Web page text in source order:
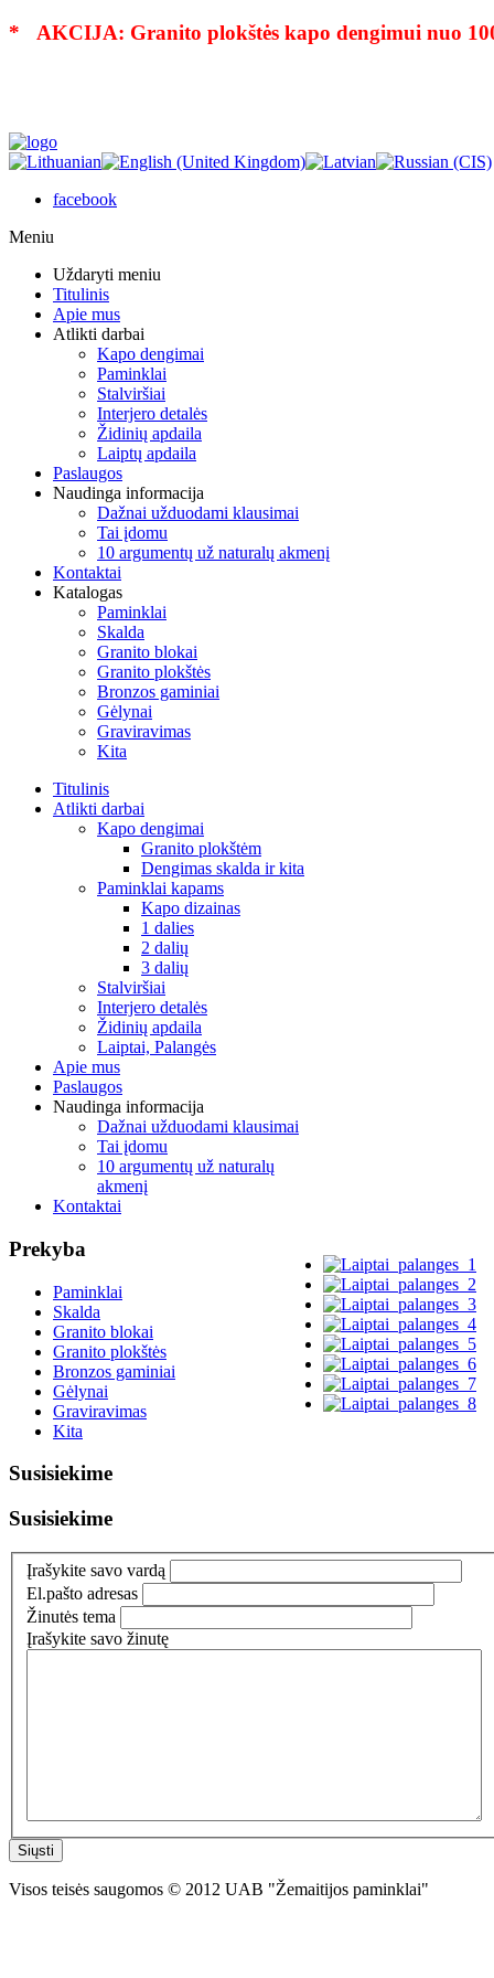
* AKCIJA: Granito plokštės kapo dengimui nuo
facebook
Meniu
Uždaryti meniu
Titulinis
Apie mus
Atlikti darbai
Kapo dengimai
Paminklai
Stalviršiai
Interjero detalės
Židinių apdaila
Laiptų apdaila
Paslaugos
Naudinga informacija
Dažnai užduodami klausimai
Tai įdomu
10 argumentų už naturalų akmenį
Kontaktai
Katalogas
Paminklai
Skalda
Granito blokai
Granito plokštės
Bronzos gaminiai
Gėlynai
Graviravimas
Kita
Titulinis
Atlikti darbai
Kapo dengimai
Granito plokštėm
Dengimas skalda ir kita
Paminklai kapams
Kapo dizainas
1 dalies
2 dalių
3 dalių
Stalviršiai
Interjero detalės
Židinių apdaila
Laiptai, Palangės
Apie mus
Paslaugos
Naudinga informacija
Dažnai užduodami klausimai
Tai įdomu
10 argumentų už naturalų
akmenį
Kontaktai
Prekyba
Paminklai
Skalda
Granito blokai
Granito plokštės
Bronzos gaminiai
Gėlynai
Graviravimas
Kita
Susisiekime
Susisiekime
Įrašykite savo vardą
El.pašto adresas
Žinutės tema
Įrašykite savo žinutę
Siųsti
Visos teisės saugomos © 2012 UAB "Žemaitijos paminklai"